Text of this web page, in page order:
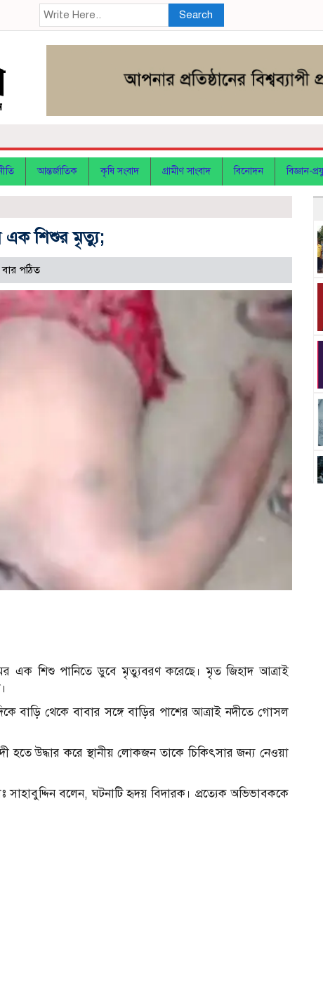
Search
আন্তর্জাতিক কৃষি সংবাদ গ্রামীণ সাংবাদ বিনোদন বিজ্ঞান-
এক শিশুর মৃত্যু;
পঠিত
এক শিশু পানিতে ডুবে মৃত্যুবরণ করেছে। মৃত জিহাদ আত্রাই
বাড়ি থেকে বাবার সঙ্গে বাড়ির পাশের আত্রাই নদীতে গোসল
হতে উদ্ধার করে স্থানীয় লোকজন তাকে চিকিৎসার জন্য নেওয়া
বলেন, ঘটনাটি হৃদয় বিদারক। প্রত্যেক অভিভাবককে